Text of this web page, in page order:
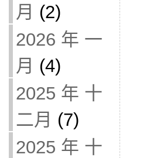
月 (2)
2026 年 一
月 (4)
2025 年 十
二月 (7)
2025 年 十